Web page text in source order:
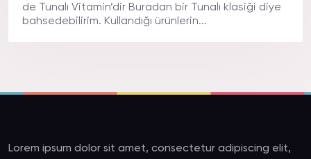
de Tunalı Vitamin’dir Buradan bir Tunalı klasiği diye
bahsedebilirim. Kullandığı ürünlerin...
Lorem ipsum dolor sit amet, consectetur adipiscing elit,